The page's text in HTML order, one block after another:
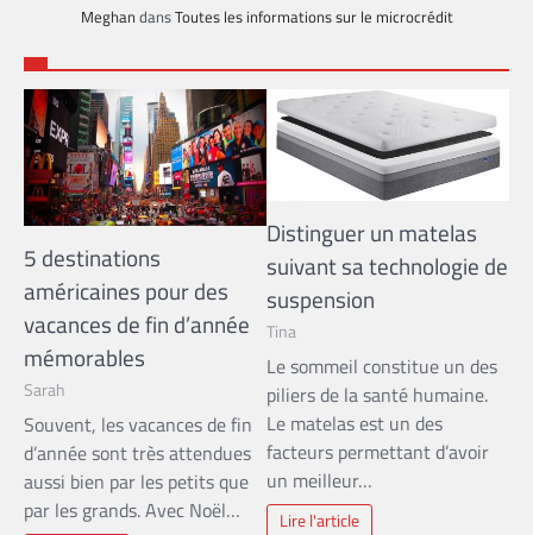
MeghandansToutes les informations sur le microcrédit
5 destinations
américaines pour des
vacances de fin d’année
mémorables
Sarah
Souvent, les vacances de fin
d’année sont très attendues
aussi bien par les petits que
par les grands. Avec Noël…
Distinguer un matelas
suivant sa technologie de
suspension
Tina
Le sommeil constitue un des
piliers de la santé humaine.
Le matelas est un des
facteurs permettant d’avoir
un meilleur…
Lire l'article